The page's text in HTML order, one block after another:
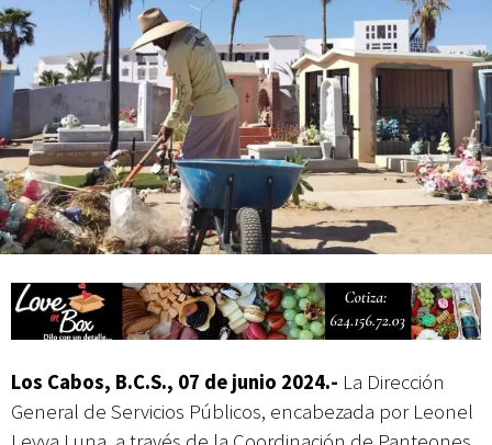
actividades de acceso libre
Los Cabos, B.C.S., 07 de junio 2024.- La Dirección
General de Servicios Públicos, encabezada por Leonel